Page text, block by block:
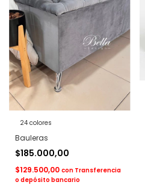
24 colores
Bauleras
$185.000,00
$129.500,00 con Transferencia
o depósito bancario